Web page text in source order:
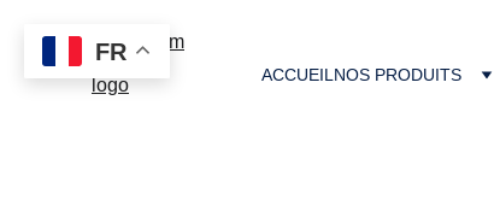
ACCUEIL NOS PRODUITS
FR